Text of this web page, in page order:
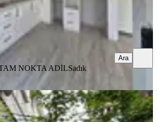
Sadık Kapancı
NOKTA ADİLSadık
Ara
Mahallesi 3+1 Geniş